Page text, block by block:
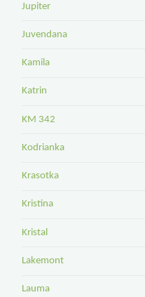
Jupiter
Juvendana
Kamila
Katrin
KM 342
Kodrianka
Krasotka
Kristina
Kristal
Lakemont
Lauma